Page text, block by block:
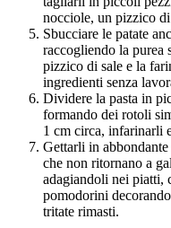
nocciole, un pizzico
Sbucciare le patate
raccogliendo la purea
pizzico di sale e la
ingredienti senza
Dividere la pasta in
formando dei rotoli
1 cm circa, infarinarli
Gettarli in
che non ritornano a
adagiandoli nei piatti,
pomodorini
tritate rimasti.